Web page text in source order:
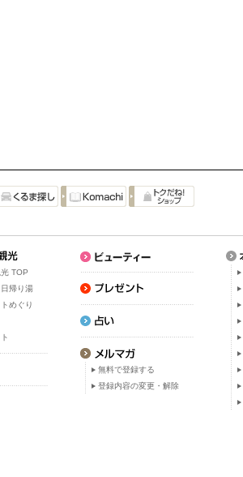
TOP
帰り湯
めぐり
無料で登録する
登録内容の変更・解除